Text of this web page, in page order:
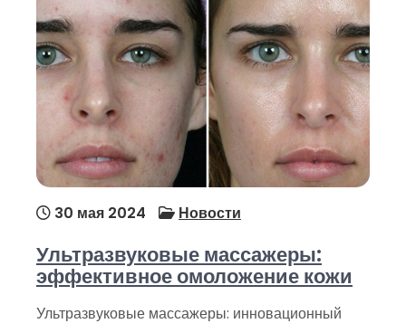
30 мая 2024 Новости
Ультразвуковые массажеры:
эффективное омоложение кожи
Ультразвуковые массажеры: инновационный